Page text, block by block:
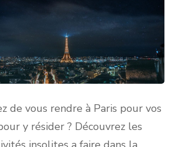
de vous rendre à Paris pour vos
y résider ? Découvrez les